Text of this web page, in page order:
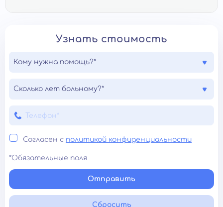
Узнать стоимость
Кому нужна помощь?*
Сколько лет больному?*
Согласен с политикой конфиденциальности
*Обязательные поля
Отправить
Сбросить